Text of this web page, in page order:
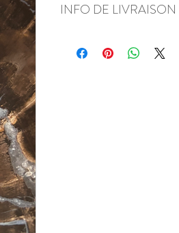
INFO DE LIVRAISON
retrait à Ferlens VD, merci.